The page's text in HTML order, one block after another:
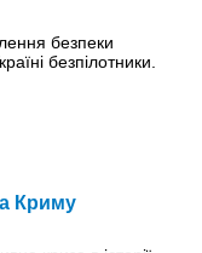
безпеки
безпілотники.
Криму